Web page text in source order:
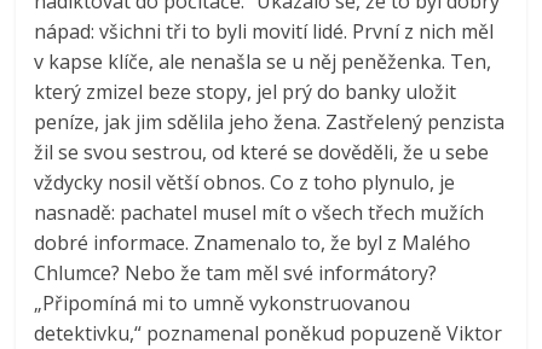
nápad: všichni tři to byli movití lidé. První z nich měl
v kapse klíče, ale nenašla se u něj peněženka. Ten,
který zmizel beze stopy, jel prý do banky uložit
peníze, jak jim sdělila jeho žena. Zastřelený penzista
žil se svou sestrou, od které se dověděli, že u sebe
vždycky nosil větší obnos. Co z toho plynulo, je
nasnadě: pachatel musel mít o všech třech mužích
dobré informace. Znamenalo to, že byl z Malého
Chlumce? Nebo že tam měl své informátory?
„Připomíná mi to umně vykonstruovanou
detektivku,“ poznamenal poněkud popuzeně Viktor